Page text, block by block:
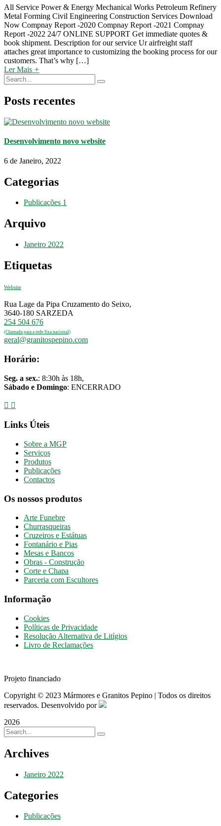
All Service Power & Energy Mechanical Works Petroleum Refinery
Metal Forming Civil Engineering Construction Services Download
Now Compnay Report -2020 Compnay Report -2021 Compnay
Report -2022 24/7 ONLINE SUPPORT Get immediate quotes &
book shipment. Description for our service Ur airfreight staff
attaches great importance to customizing the booking process for our
customers. That’s why […]
Ler Mais +
Posts recentes
Desenvolvimento novo website
6 de Janeiro, 2022
Categorias
Publicações 1
Arquivo
Janeiro 2022
Etiquetas
Website
Rua Lage da Pipa Cruzamento do Seixo,
3640-180 SARZEDA
254 504 676
(Chamada para a rede fixa nacional)
geral@granitospepino.com
Horário:
Seg. a sex.: 8:30h às 18h,
Sábado e Domingo: ENCERRADO
Links Úteis
Sobre a MGP
Serviços
Produtos
Publicações
Contactos
Os nossos produtos
Arte Funebre
Churrasqueiras
Cruzeiros e Estátuas
Fontanário e Pias
Mesas e Bancos
Obras - Construção
Corte e Chapa
Parceria com Escultores
Informação
Cookies
Políticas de Privacidade
Resolução Alternativa de Litígios
Livro de Reclamações
Projeto financiado
Copyright © 2023 Mármores e Granitos Pepino | Todos os direitos
reservados. Desenvolvido por
2026
Archives
Janeiro 2022
Categories
Publicações